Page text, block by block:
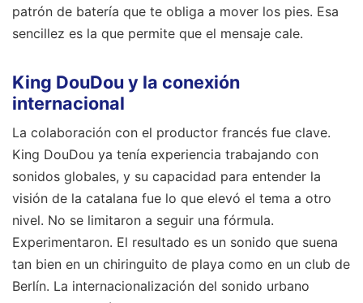
patrón de batería que te obliga a mover los pies. Esa
sencillez es la que permite que el mensaje cale.
King DouDou y la conexión
internacional
La colaboración con el productor francés fue clave.
King DouDou ya tenía experiencia trabajando con
sonidos globales, y su capacidad para entender la
visión de la catalana fue lo que elevó el tema a otro
nivel. No se limitaron a seguir una fórmula.
Experimentaron. El resultado es un sonido que suena
tan bien en un chiringuito de playa como en un club de
Berlín. La internacionalización del sonido urbano